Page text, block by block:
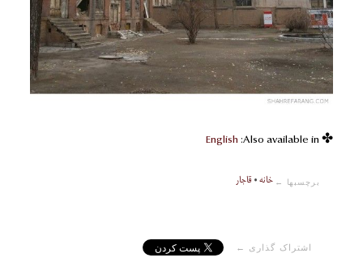
✤ Also available in:
English
برچسبها ← خانه•قاجار
اشتراک گذاری ←